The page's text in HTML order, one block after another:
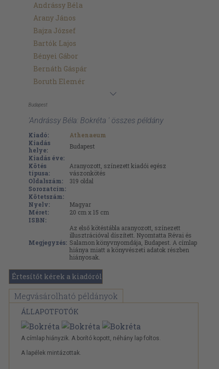
Andrássy Béla
Arany János
Bajza József
Bartók Lajos
Bényei Gábor
Bernáth Gáspár
Boruth Elemér
Budapest
'Andrássy Béla: Bokréta ' összes példány
Kiadó:
Athenaeum
Kiadás
helye:
Budapest
Kiadás éve:
Kötés
típusa:
Aranyozott, színezett kiadói egész
vászonkötés
Oldalszám:
319 oldal
Sorozatcím:
Kötetszám:
Nyelv:
Magyar
Méret:
20 cm x 15 cm
ISBN:
Megjegyzés:
Az első kötéstábla aranyozott, színezett
illusztrációval díszített. Nyomtatta Révai és
Salamon könyvnyomdája, Budapest. A címlap
hiánya miatt a könyvészeti adatok részben
hiányosak.
Értesítőt kérek a kiadóról
Megvásárolható példányok
ÁLLAPOTFOTÓK
A címlap hiányzik. A borító kopott, néhány lap foltos.
A lapélek mintázottak.